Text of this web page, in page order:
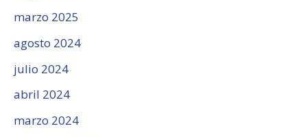
marzo 2025
agosto 2024
julio 2024
abril 2024
marzo 2024